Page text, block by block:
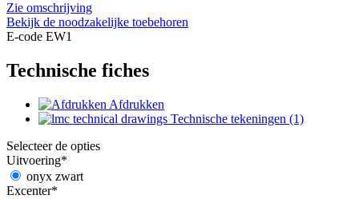
Zie omschrijving
Bekijk de noodzakelijke toebehoren
E-code EW1
Technische fiches
Afdrukken
Technische tekeningen (1)
Selecteer de opties
Uitvoering*
onyx zwart
Excenter*